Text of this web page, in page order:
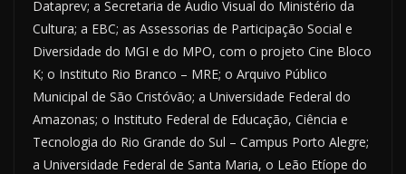
Dataprev; a Secretaria de Áudio Visual do Ministério da
Cultura; a EBC; as Assessorias de Participação Social e
Diversidade do MGI e do MPO, com o projeto Cine Bloco
K; o Instituto Rio Branco – MRE; o Arquivo Público
Municipal de São Cristóvão; a Universidade Federal do
Amazonas; o Instituto Federal de Educação, Ciência e
Tecnologia do Rio Grande do Sul – Campus Porto Alegre;
a Universidade Federal de Santa Maria, o Leão Etíope do